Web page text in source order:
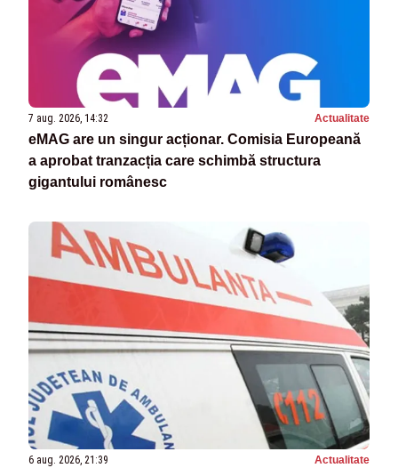
7 aug. 2026, 14:32 Actualitate
eMAG are un singur acționar. Comisia Europeană
a aprobat tranzacția care schimbă structura
gigantului românesc
6 aug. 2026, 21:39 Actualitate